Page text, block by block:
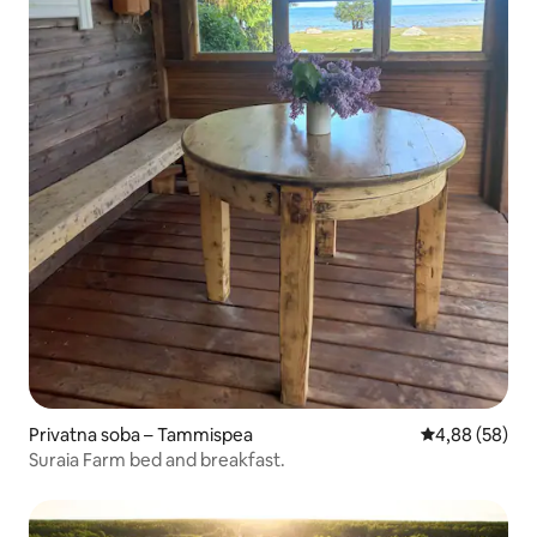
Privatna soba – Tammispea Prosječna
4,88 (58)
Suraia Farm bed and breakfast.